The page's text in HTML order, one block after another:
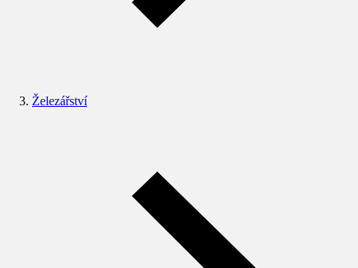
Železářství